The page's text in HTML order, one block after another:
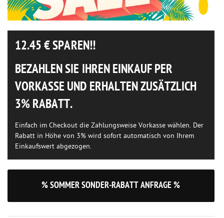
12.45€ SPAREN!!
BEZAHLEN SIE IHREN EINKAUF PER
VORKASSE UND ERHALTEN ZUSÄTZLICH
3% RABATT.
Einfach im Checkout die Zahlungsweise Vorkasse wählen. Der
Rabatt in Höhe von 3% wird sofort automatisch von Ihrem
Einkaufswert abgezogen.
% SOMMER SONDER-RABATT ANFRAGE %